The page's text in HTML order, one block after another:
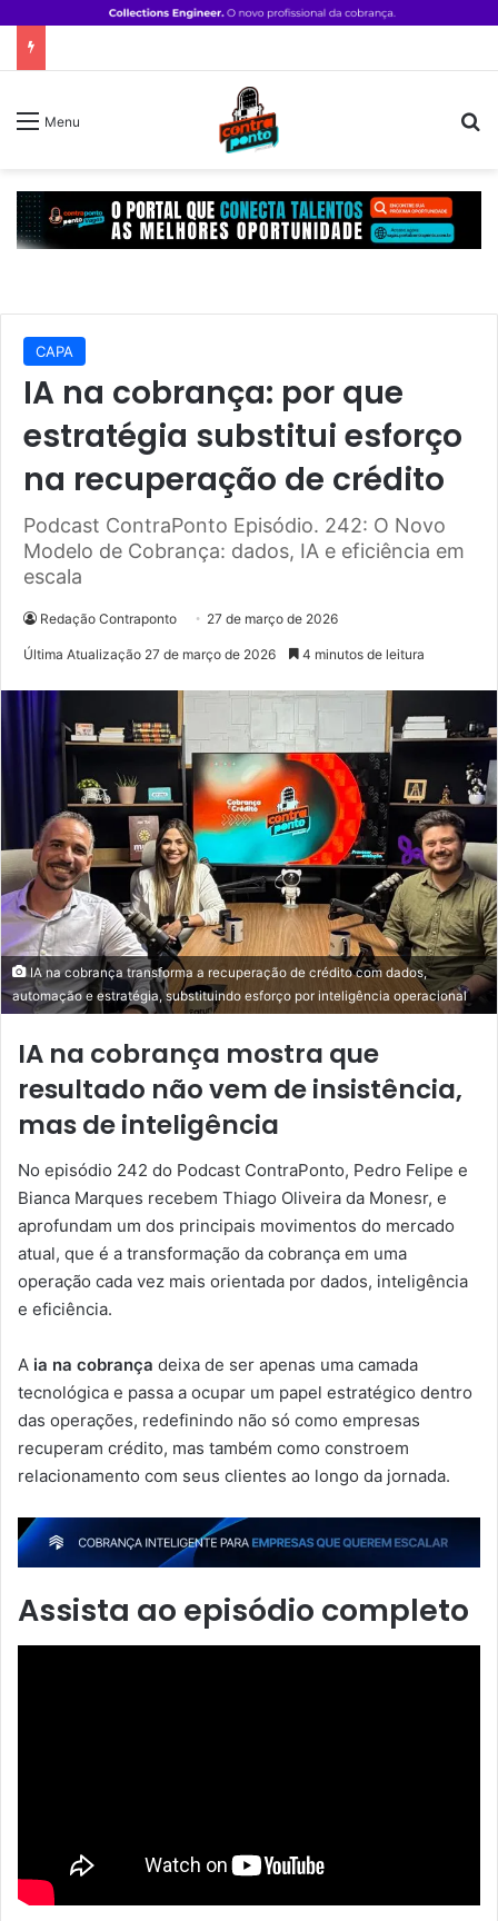
Menu
CAPA
IA na cobrança: por que
estratégia substitui esforço
na recuperação de crédito
Podcast ContraPonto Episódio. 242: O Novo
Modelo de Cobrança: dados, IA e eficiência em
escala
Redação Contraponto 27 de março de 2026
Última Atualização 27 de março de 2026 4 minutos de leitura
IA na cobrança transforma a recuperação de crédito com dados,
automação e estratégia, substituindo esforço por inteligência operacional
IA na cobrança mostra que
resultado não vem de insistência,
mas de inteligência
No episódio 242 do Podcast ContraPonto, Pedro Felipe e
Bianca Marques recebem Thiago Oliveira da Monesr, e
aprofundam um dos principais movimentos do mercado
atual, que é a transformação da cobrança em uma
operação cada vez mais orientada por dados, inteligência
e eficiência.
A ia na cobrança deixa de ser apenas uma camada
tecnológica e passa a ocupar um papel estratégico dentro
das operações, redefinindo não só como empresas
recuperam crédito, mas também como constroem
relacionamento com seus clientes ao longo da jornada.
Assista ao episódio completo